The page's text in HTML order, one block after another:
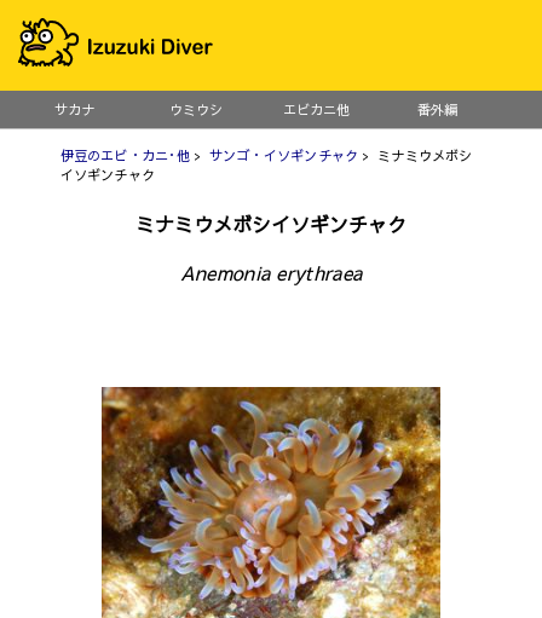
サカナ ウミウシ エビカニ他 番外編
伊豆のエビ・カニ･他> サンゴ・イソギンチャク > ミナミウメボシ
イソギンチャク
ミナミウメボシイソギンチャク
Anemonia erythraea